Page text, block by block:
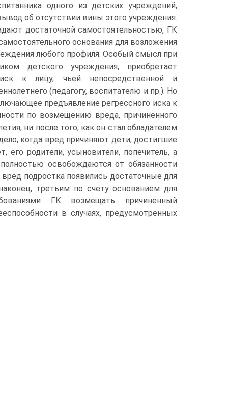
одного из детских учреждений,
об отсутствии вины этого учреждения.
достаточной самостоятельностью, ГК
основания для возложения
любого профиля. Особый смысл при
детского учреждения, приобретает
к лицу, чьей непосредственной и
(педагогу, воспитателю и пр.). Но
предъявление регрессного иска к
по возмещению вреда, причиненного
ни после того, как он стал обладателем
когда вред причиняют дети, достигшие
его родители, усыновители, попечитель, а
освобождаются от обязанности
подростка появились достаточные для
третьим по счету основанием для
ГК возмещать причиненный
в случаях, предусмотренных